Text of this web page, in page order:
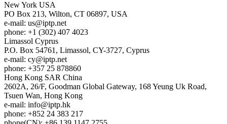
New York USA
PO Box 213, Wilton, CT 06897, USA
e-mail: us
iptp.net
phone: +1 (302) 407 4023
Limassol Cyprus
P.O. Box 54761, Limassol, CY-3727, Cyprus
e-mail: cy
iptp.net
phone: +357 25 878860
Hong Kong SAR China
2602A, 26/F, Goodman Global Gateway, 168 Yeung Uk Road,
Tsuen Wan, Hong Kong
e-mail: info
iptp.hk
phone: +852 24 383 217